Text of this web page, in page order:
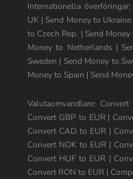
Internationella överföringar:
UK | Send Money to Ukraine
to Czech Rep. | Send
Money to Netherlands |
Sweden | Send Money to
Money to Spain | Send
Valutaomvandlare:
Convert GBP to EUR|
Convert CAD to EUR |
Convert NOK to EUR|
Convert HUF to EUR |
Convert RON to EUR |